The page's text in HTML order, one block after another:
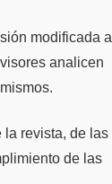
modificada a
analicen
la revista, de las
de las